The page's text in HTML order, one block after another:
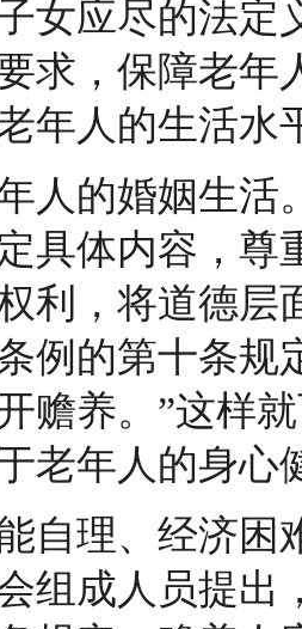
女应尽的法定
求，保障老年
年人的生活水
的婚姻生活
具体内容，尊
利，将道德层
例的第十条规
赡养。”这样
老年人的身心
理、经济困
组成人员提出